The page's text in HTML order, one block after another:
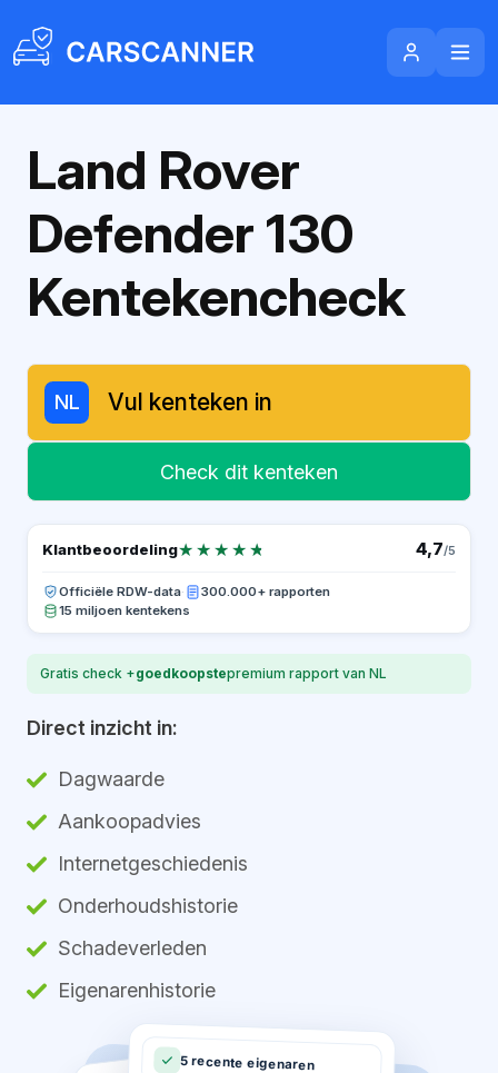
Land Rover
Defender 130
Kentekencheck
NL
Check dit kenteken
Klantbeoordeling★★★★★
★★★★★ 4,7/5
Officiële RDW-data·
300.000+ rapporten
15 miljoen kentekens
Gratis check +goedkoopstepremium rapport van NL
Direct inzicht in:
Dagwaarde
Aankoopadvies
Internetgeschiedenis
Onderhoudshistorie
Schadeverleden
Eigenarenhistorie
5 recente eigenaren